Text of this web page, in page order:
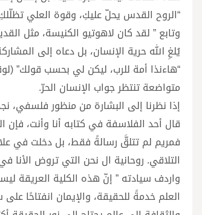
“الروح القدس يحلّ عليكِ، وقوة العلي تظلّلكِ” (لوقا 1: 35)، ليبدأ عهدٌ جديدٌ تُولد فيه
وتابع ” لقد كان لاهوتيو الكنيسة، مثل
يُلغِ الله حرية الإنسان، بل دعاه إلى
متواضعة تنتظر جواب الإنسان الحرّ.
إذا نظرنا إلى البشارة من منظور فلسفي،
قال أحد الفلاسفة في كتابه أنا وأنت، فإن
فمريم لم تتلقَّ رسالةً فقط، بل دخلت في
التلاقي. روحانية ال نحن التي تروض
واردف سيادته ” إنّ هذه الكلية العريقة
العلم خدمةً للحقيقة، والإيمان انفتاحًا